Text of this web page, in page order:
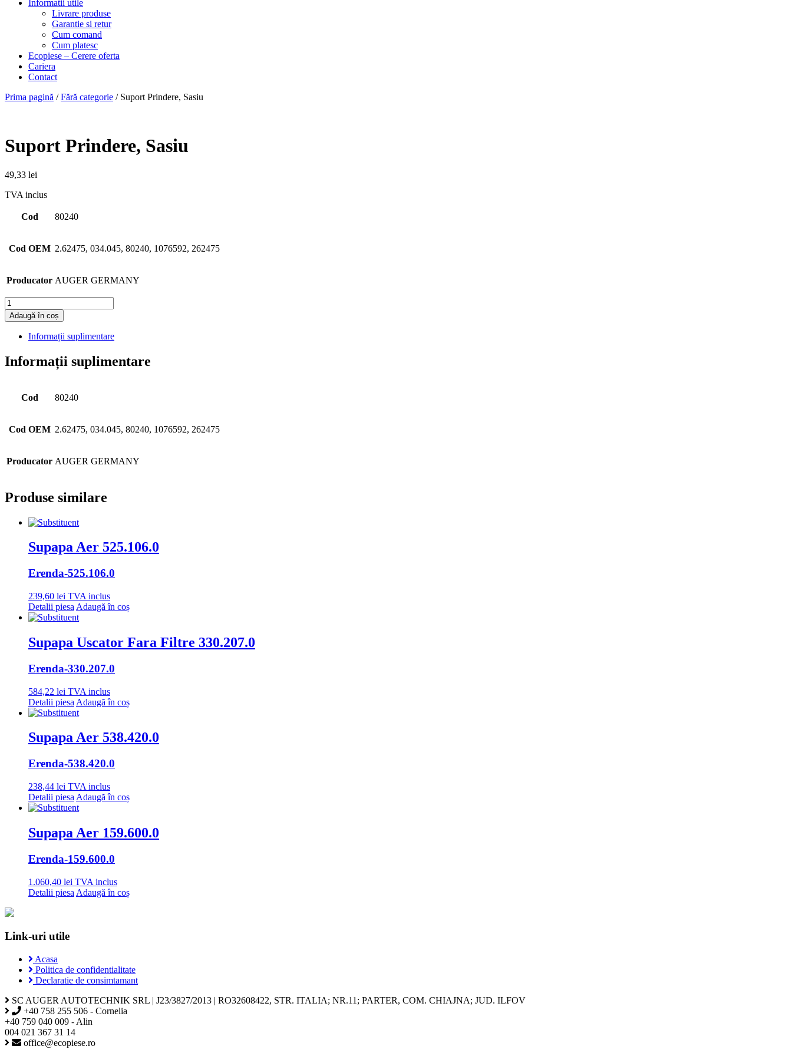
Informatii utile
Livrare produse
Garantie si retur
Cum comand
Cum platesc
Ecopiese – Cerere oferta
Cariera
Contact
Prima pagină /Fără categorie / Suport Prindere, Sasiu
Suport Prindere, Sasiu
49,33 lei
TVA inclus
Cod 80240
Cod OEM 2.62475, 034.045, 80240, 1076592, 262475
Producator AUGER GERMANY
Cantitate
Adaugă în coș
Informații suplimentare
Informații suplimentare
Cod 80240
Cod OEM 2.62475, 034.045, 80240, 1076592, 262475
Producator AUGER GERMANY
Produse similare
Supapa Aer 525.106.0
Erenda-525.106.0
239,60 lei TVA inclus
Detalii piesa Adaugă în coș
Supapa Uscator Fara Filtre 330.207.0
Erenda-330.207.0
584,22 lei TVA inclus
Detalii piesa Adaugă în coș
Supapa Aer 538.420.0
Erenda-538.420.0
238,44 lei TVA inclus
Detalii piesa Adaugă în coș
Supapa Aer 159.600.0
Erenda-159.600.0
1.060,40 lei TVA inclus
Detalii piesa Adaugă în coș
Link-uri utile
Acasa
Politica de confidentialitate
Declaratie de consimtamant
SC AUGER AUTOTECHNIK SRL | J23/3827/2013 | RO32608422, STR. ITALIA; NR.11; PARTER, COM. CHIAJNA; JUD. ILFOV
+40 758 255 506 - Cornelia
+40 759 040 009 - Alin
004 021 367 31 14
office@ecopiese.ro